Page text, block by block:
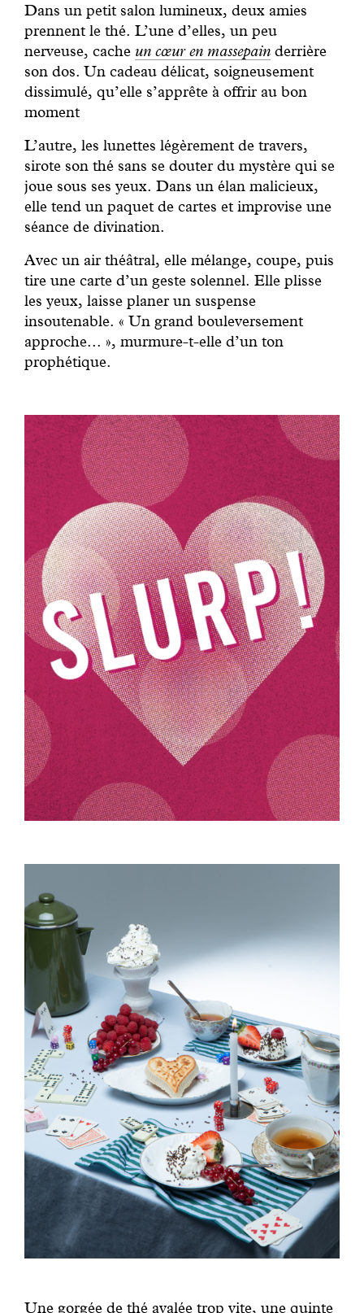
Dans un petit salon lumineux, deux amies
prennent le thé. L’une d’elles, un peu
nerveuse, cache un cœur en massepainderrière
son dos. Un cadeau délicat, soigneusement
dissimulé, qu’elle s’apprête à offrir au bon
moment
L’autre, les lunettes légèrement de travers,
sirote son thé sans se douter du mystère qui se
joue sous ses yeux. Dans un élan malicieux,
elle tend un paquet de cartes et improvise une
séance de divination.
Avec un air théâtral, elle mélange, coupe, puis
tire une carte d’un geste solennel. Elle plisse
les yeux, laisse planer un suspense
insoutenable. « Un grand bouleversement
approche... », murmure-t-elle d’un ton
prophétique.
Une gorgée de thé avalée trop vite, une quinte